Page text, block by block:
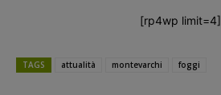
[rp4wp limit=4]
TAGS attualità montevarchi foggi